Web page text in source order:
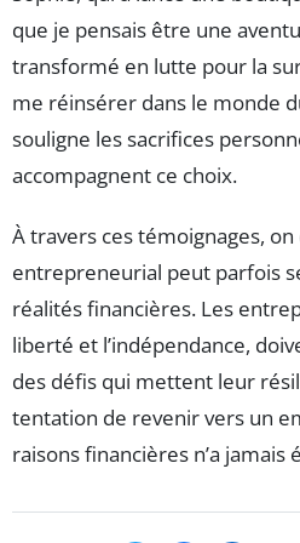
que je pensais être une
transformé en lutte pour la
me réinsérer dans le monde
souligne les sacrifices
accompagnent ce choix.
À travers ces témoignages,
entrepreneurial peut parfois
réalités financières. Les
liberté et l’indépendance,
des défis qui mettent leur
tentation de revenir vers un
raisons financières n’a jamais